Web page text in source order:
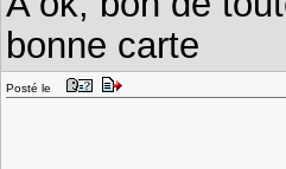
bonne carte
Posté le